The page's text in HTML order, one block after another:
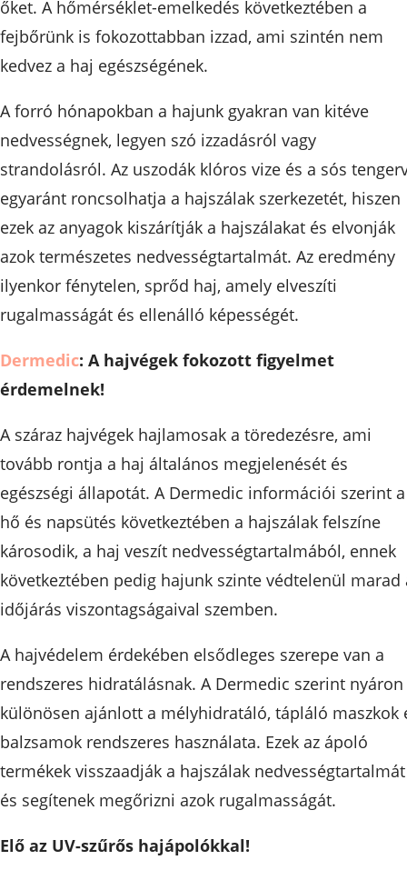
őket. A hőmérséklet-emelkedés következtében a
fejbőrünk is fokozottabban izzad, ami szintén nem
kedvez a haj egészségének.
A forró hónapokban a hajunk gyakran van kitéve
nedvességnek, legyen szó izzadásról vagy
strandolásról. Az uszodák klóros vize és a sós
egyaránt roncsolhatja a hajszálak szerkezetét, hiszen
ezek az anyagok kiszárítják a hajszálakat és elvonják
azok természetes nedvességtartalmát. Az eredmény
ilyenkor fénytelen, sprőd haj, amely elveszíti
rugalmasságát és ellenálló képességét.
Dermedic: A hajvégek fokozott figyelmet
érdemelnek!
A száraz hajvégek hajlamosak a töredezésre, ami
tovább rontja a haj általános megjelenését és
egészségi állapotát. A Dermedic információi szerint a
hő és napsütés következtében a hajszálak felszíne
károsodik, a haj veszít nedvességtartalmából, ennek
következtében pedig hajunk szinte védtelenül marad
időjárás viszontagságaival szemben.
A hajvédelem érdekében elsődleges szerepe van a
rendszeres hidratálásnak. A Dermedic szerint nyáron
különösen ajánlott a mélyhidratáló, tápláló maszkok
balzsamok rendszeres használata. Ezek az ápoló
termékek visszaadják a hajszálak nedvességtartalmát
és segítenek megőrizni azok rugalmasságát.
Elő az UV-szűrős hajápolókkal!